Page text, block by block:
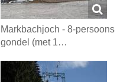
Markbachjoch - 8-persoons
gondel (met 1…